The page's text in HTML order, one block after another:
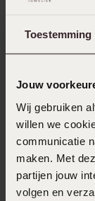
Toestemming
Jouw
Wij gebruiken
willen we
communicatie
maken. Met
partijen jouw
volgen en
Leuk kado
01-07-2024 -
Leuk
stukjes die
dan moet
losser doen.